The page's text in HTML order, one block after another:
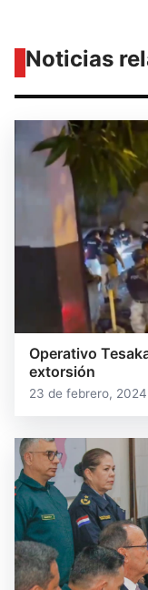
Noticias
Operativo
extorsión
23 de febrero, 2024